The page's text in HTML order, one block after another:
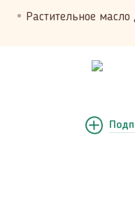
Растительное